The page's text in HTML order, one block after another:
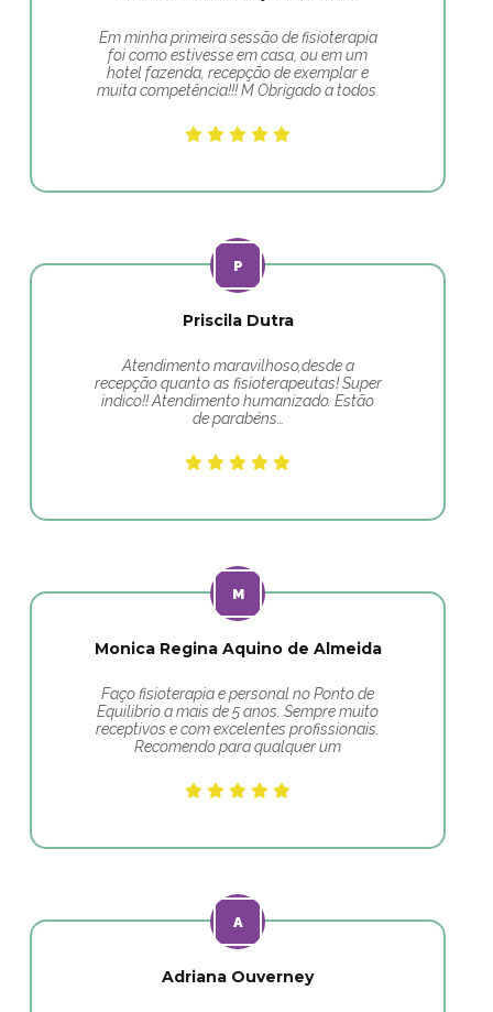
Em minha primeira sessão de fisioterapia
foi como estivesse em casa, ou em um
hotel fazenda, recepção de exemplar e
muita competência!!! M Obrigado a todos.
Priscila Dutra
Atendimento maravilhoso,desde a
recepção quanto as fisioterapeutas! Super
indico!! Atendimento humanizado. Estão
de parabéns…
Monica Regina Aquino de Almeida
Faço fisioterapia e personal no Ponto de
Equilibrio a mais de 5 anos. Sempre muito
receptivos e com excelentes profissionais.
Recomendo para qualquer um
Adriana Ouverney